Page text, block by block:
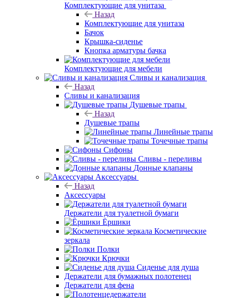
Комплектующие для унитаза
Назад
Комплектующие для унитаза
Бачок
Крышка-сиденье
Кнопка арматуры бачка
Комплектующие для мебели
Сливы и канализация
Назад
Сливы и канализация
Душевые трапы
Назад
Душевые трапы
Линейные трапы
Точечные трапы
Сифоны
Сливы - переливы
Донные клапаны
Аксессуары
Назад
Аксессуары
Держатели для туалетной бумаги
Ёршики
Косметические
зеркала
Полки
Крючки
Сиденье для душа
Держатели для бумажных полотенец
Держатели для фена